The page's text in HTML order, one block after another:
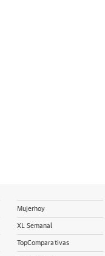
Mujerhoy
XL Semanal
TopComparativas